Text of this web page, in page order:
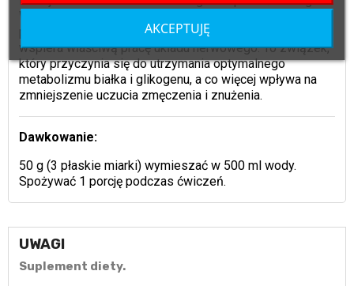
Witamina B6:
prawidłowego metabolizmu energetycznego, a także
wspiera właściwą pracę układu nerwowego. To związek,
który przyczynia się do utrzymania optymalnego
metabolizmu białka i glikogenu, a co więcej wpływa na
zmniejszenie uczucia zmęczenia i znużenia.
Dawkowanie:
50 g (3 płaskie miarki) wymieszać w 500 ml wody.
Spożywać 1 porcję podczas ćwiczeń.
UWAGI
Suplement diety.
AKCEPTUJĘ